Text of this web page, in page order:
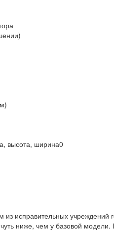
высота, ширина0
из исправительных
ниже, чем у базовой